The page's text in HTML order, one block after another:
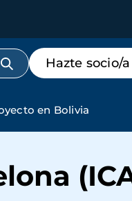
Menú
de
destacados
Hazte socio/a
en Bolivia